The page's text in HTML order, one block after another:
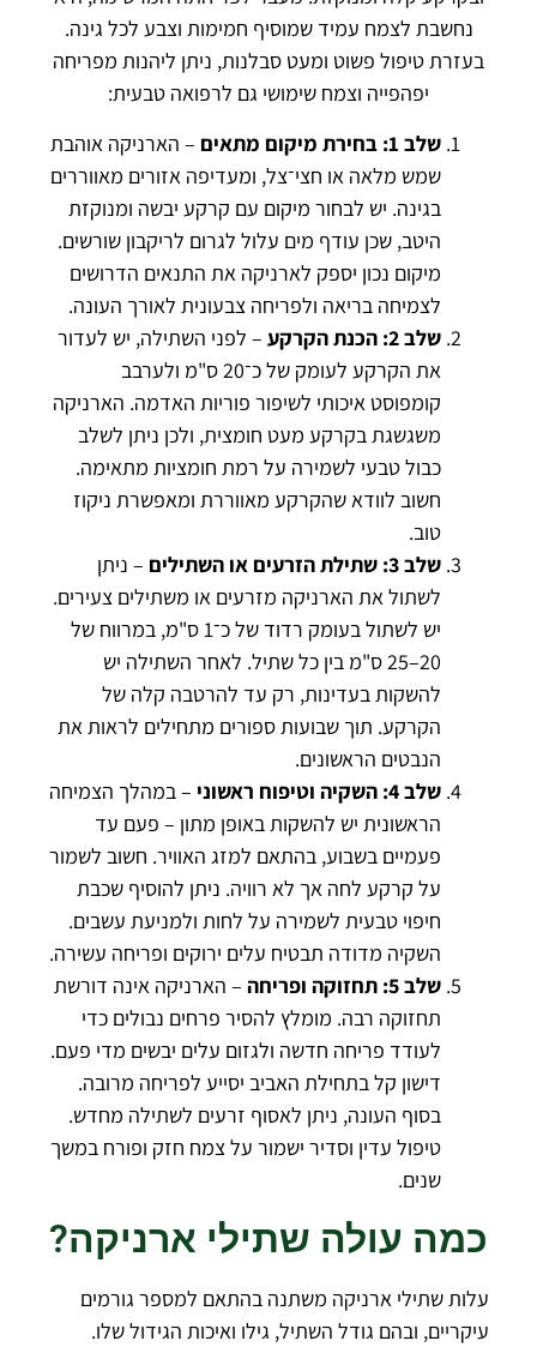
נחשבת לצמח עמיד שמוסיף חמימות וצבע לכל גינה.
בעזרת טיפול פשוט ומעט סבלנות, ניתן ליהנות מפריחה
יפהפייה וצמח שימושי גם לרפואה טבעית:
שלב 1: בחירת מיקום מתאים
– הארניקה אוהבת
שמש מלאה או חצי־צל, ומעדיפה אזורים מאווררים
בגינה. יש לבחור מיקום עם קרקע יבשה ומנוקזת
היטב, שכן עודף מים עלול לגרום לריקבון שורשים.
מיקום נכון יספק לארניקה את התנאים הדרושים
לצמיחה בריאה ולפריחה צבעונית לאורך העונה.
שלב 2: הכנת הקרקע
– לפני השתילה, יש לעדור
את הקרקע לעומק של כ־20 ס"מ ולערבב
קומפוסט איכותי לשיפור פוריות האדמה. הארניקה
משגשגת בקרקע מעט חומצית, ולכן ניתן לשלב
כבול טבעי לשמירה על רמת חומציות מתאימה.
חשוב לוודא שהקרקע מאווררת ומאפשרת ניקוז
טוב.
שלב 3: שתילת הזרעים או השתילים
– ניתן
לשתול את הארניקה מזרעים או משתילים צעירים.
יש לשתול בעומק רדוד של כ־1 ס"מ, במרווח של
20–25 ס"מ בין כל שתיל. לאחר השתילה יש
להשקות בעדינות, רק עד להרטבה קלה של
הקרקע. תוך שבועות ספורים מתחילים לראות את
הנבטים הראשונים.
שלב 4: השקיה וטיפוח ראשוני
– במהלך הצמיחה
הראשונית יש להשקות באופן מתון – פעם עד
פעמיים בשבוע, בהתאם למזג האוויר. חשוב לשמור
על קרקע לחה אך לא רוויה. ניתן להוסיף שכבת
חיפוי טבעית לשמירה על לחות ולמניעת עשבים.
השקיה מדודה תבטיח עלים ירוקים ופריחה עשירה.
שלב 5: תחזוקה ופריחה
– הארניקה אינה דורשת
תחזוקה רבה. מומלץ להסיר פרחים נבולים כדי
לעודד פריחה חדשה ולגזום עלים יבשים מדי פעם.
דישון קל בתחילת האביב יסייע לפריחה מרובה.
בסוף העונה, ניתן לאסוף זרעים לשתילה מחדש.
טיפול עדין וסדיר ישמור על צמח חזק ופורח במשך
שנים.
כמה עולה שתילי ארניקה?
עלות שתילי ארניקה משתנה בהתאם למספר גורמים
עיקריים, ובהם גודל השתיל, גילו ואיכות הגידול שלו.